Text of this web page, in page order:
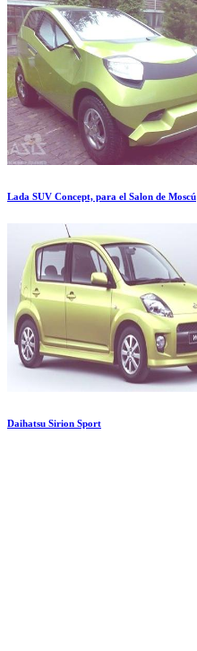
Lada SUV Concept, para el Salon de Moscú
Daihatsu Sirion Sport